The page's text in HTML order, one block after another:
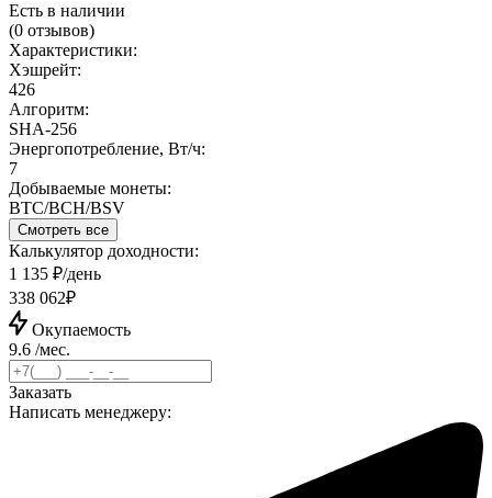
Есть в наличии
(0 отзывов)
Характеристики:
Хэшрейт:
426
Алгоритм:
SHA‑256
Энергопотребление, Вт/ч:
7
Добываемые монеты:
BTC/BCH/BSV
Смотреть все
Калькулятор доходности:
1 135 ₽/день
338 062₽
Окупаемость
9.6 /мес.
Заказать
Написать менеджеру: